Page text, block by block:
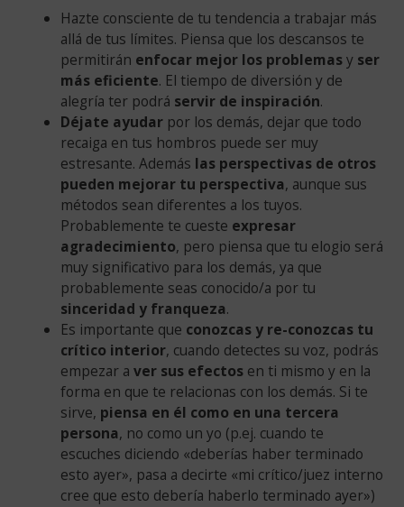
Hazte consciente de tu tendencia a trabajar más
allá de tus límites. Piensa que los descansos te
permitirán enfocar mejor los problemasy ser
más eficiente. El tiempo de diversión y de
alegría ter podrá servir de inspiración.
Déjate ayudarpor los demás, dejar que todo
recaiga en tus hombros puede ser muy
estresante. Además las perspectivas de otros
pueden mejorar tu perspectiva, aunque sus
métodos sean diferentes a los tuyos.
Probablemente te cueste expresar
agradecimiento, pero piensa que tu elogio será
muy significativo para los demás, ya que
probablemente seas conocido/a por tu
sinceridad y franqueza.
Es importante que conozcas y re-conozcas tu
crítico interior, cuando detectes su voz, podrás
empezar a ver sus efectosen ti mismo y en la
forma en que te relacionas con los demás. Si te
sirve, piensa en él como en una tercera
persona, no como un yo (p.ej. cuando te
escuches diciendo «deberías haber terminado
esto ayer», pasa a decirte «mi crítico/juez interno
cree que esto debería haberlo terminado ayer»)